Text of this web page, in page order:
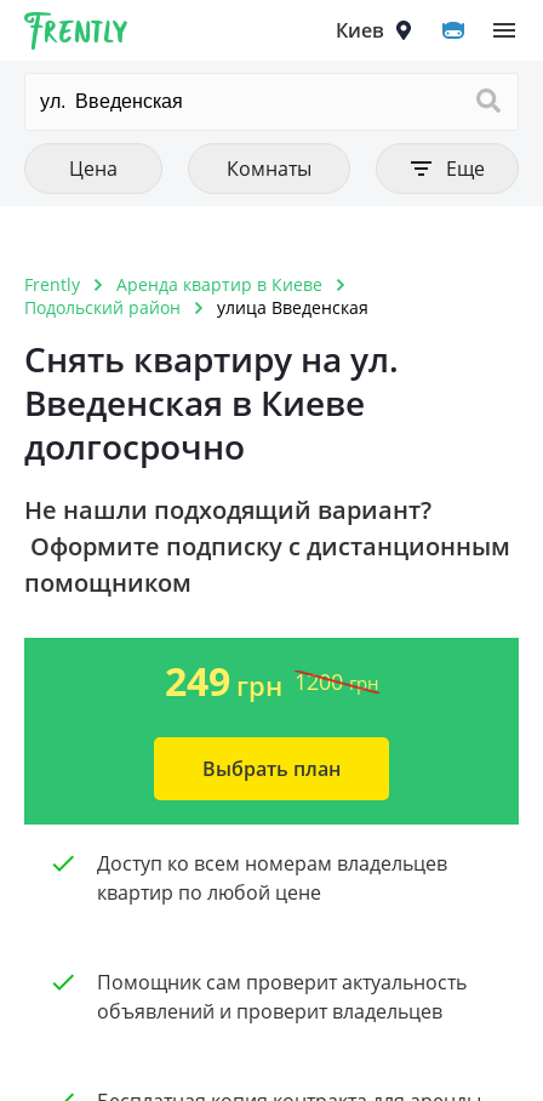
Frently Киев
Выберите город
Киев
Ирпень
Петропавловская Борщаговка
Софиевская Борщаговка
Чайки
Ворзель
Борисполь
Цена
Цена Очистить все
Цена от
Комнаты
Количество комнат Очистить
1 комнатная
5 комнатная и больше
Еще
Фильтры Очистить все
Тип аренды
Тип постройки
Дореволюционный
Панелька
Хрущовка
Дом 1990-1999 года
Дом 2000-2009 года
Новострой
Общая площадь квартиры
От 100
Frently
Аренда квартир в Киеве
Подольский район
улица Введенская
Снять квартиру на ул.
Введенская в Киеве
долгосрочно
Не нашли подходящий вариант?
Оформите подписку с дистанционным
помощником
249 грн 1200 грн
Выбрать план
Доступ ко всем номерам владельцев
квартир по любой цене
Помощник сам проверит актуальность
объявлений и проверит владельцев